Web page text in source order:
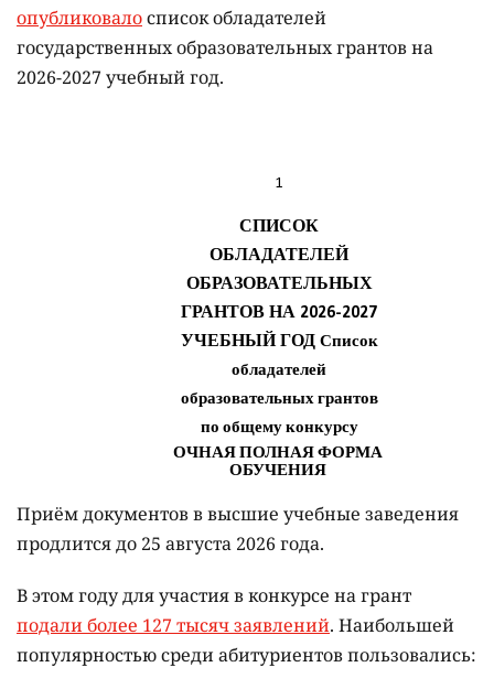
опубликовалосписок обладателей
государственных образовательных грантов на
2026-2027 учебный год.
Приём документов в высшие учебные заведения
продлится до 25 августа 2026 года.
В этом году для участия в конкурсе на грант
подали более 127 тысяч заявлений. Наибольшей
популярностью среди абитуриентов пользовались: